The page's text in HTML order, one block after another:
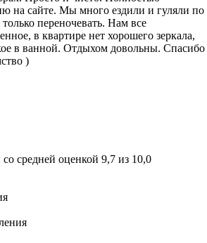
на сайте. Мы много ездили и гуляли по
переночевать. Нам все
в квартире нет хорошего зеркала,
в ванной. Отдыхом довольны. Спасибо
)
средней оценкой 9,7 из 10,0